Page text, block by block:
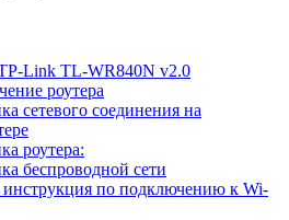
Link TL-WR840N v2.0
роутера
сетевого соединения на
роутера:
беспроводной сети
инструкция по подключению к Wi-